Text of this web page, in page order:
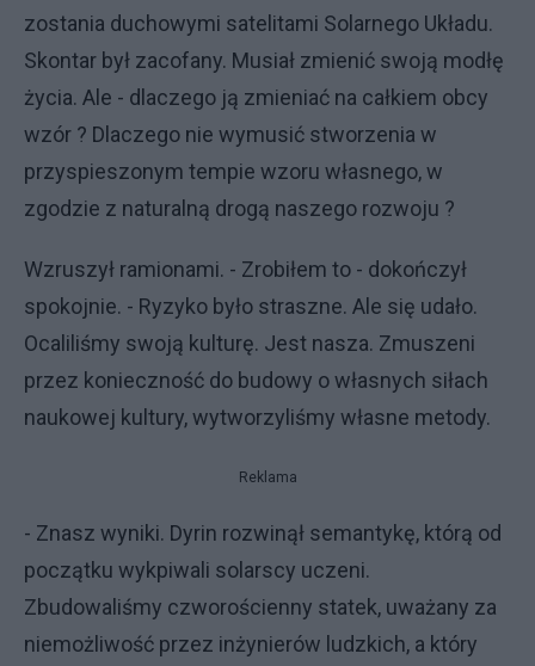
zostania duchowymi satelitami Solarnego Układu.
Skontar był zacofany. Musiał zmienić swoją modłę
życia. Ale - dlaczego ją zmieniać na całkiem obcy
wzór ? Dlaczego nie wymusić stworzenia w
przyspieszonym tempie wzoru własnego, w
zgodzie z naturalną drogą naszego rozwoju ?
Wzruszył ramionami. - Zrobiłem to - dokończył
spokojnie. - Ryzyko było straszne. Ale się udało.
Ocaliliśmy swoją kulturę. Jest nasza. Zmuszeni
przez konieczność do budowy o własnych siłach
naukowej kultury, wytworzyliśmy własne metody.
Reklama
- Znasz wyniki. Dyrin rozwinął semantykę, którą od
początku wykpiwali solarscy uczeni.
Zbudowaliśmy czworościenny statek, uważany za
niemożliwość przez inżynierów ludzkich, a który